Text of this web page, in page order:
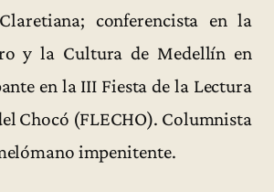
conferencista en la
y la Cultura de Medellín en
en la III Fiesta de la Lectura
Chocó (FLECHO). Columnista
impenitente.